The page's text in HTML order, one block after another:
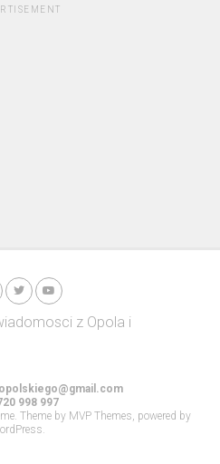
998 997
Theme by MVP Themes, powered by